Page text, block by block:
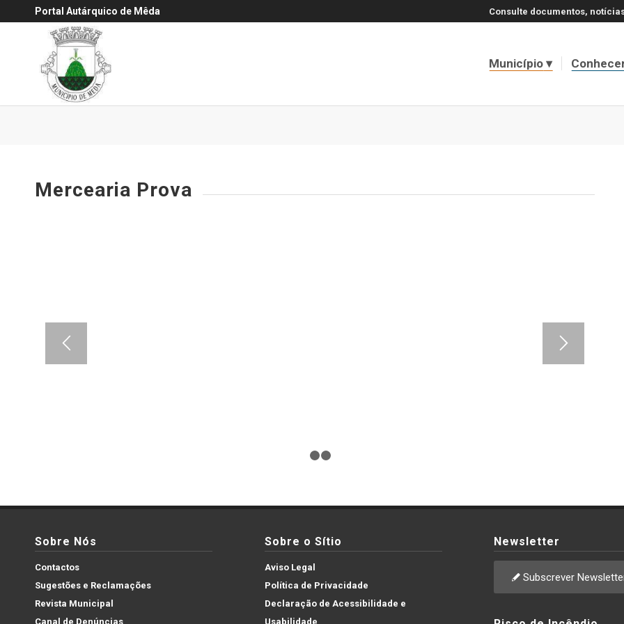
Portal Autárquico de Mêda Consulte documentos,
Município
Mercearia Prova
Sobre Nós
Contactos
Sugestões e Reclamações
Revista Municipal
Canal de Denúncias
Sobre o Sítio
Aviso Legal
Política de Privacidade
Declaração de Acessibilidade e
Usabilidade
Newsletter
Subscrever